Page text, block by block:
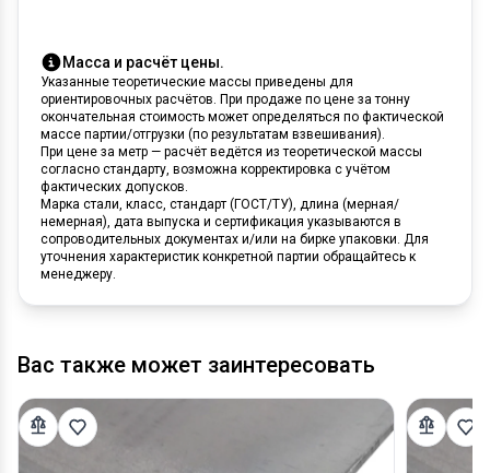
Масса и расчёт цены.
Указанные теоретические массы приведены для
ориентировочных расчётов. При продаже по цене за тонну
окончательная стоимость может определяться по фактической
массе партии/отгрузки (по результатам взвешивания).
При цене за метр — расчёт ведётся из теоретической массы
согласно стандарту, возможна корректировка с учётом
фактических допусков.
Марка стали, класс, стандарт (ГОСТ/ТУ), длина (мерная/
немерная), дата выпуска и сертификация указываются в
сопроводительных документах и/или на бирке упаковки. Для
уточнения характеристик конкретной партии обращайтесь к
менеджеру.
Вас также может заинтересовать